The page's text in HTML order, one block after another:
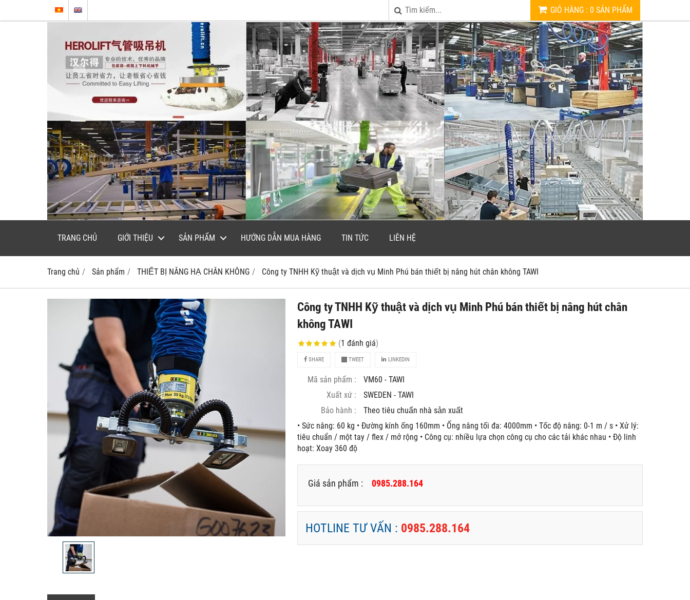
GIỎ HÀNG : 0 SẢN PHẨM
TRANG CHỦ GIỚI THIỆU SẢN PHẨM HƯỚNG DẪN MUA HÀNG TIN TỨC LIÊN HỆ
Trang chủ Sản phẩm THIẾT BỊ NÂNG HẠ CHÂN KHÔNG Công ty TNHH Kỹ thuật và dịch vụ Minh Phú bán thiết bị nâng hút chân không TAWI
Công ty TNHH Kỹ thuật và dịch vụ Minh Phú bán thiết bị nâng hút chân
không TAWI
(1đánh giá)
SHARE TWEET LINKEDIN
Mã sản phẩm :
VM60 - TAWI
Xuất xứ :
SWEDEN - TAWI
Bảo hành :
Theo tiêu chuẩn nhà sản xuất
• Sức nâng: 60 kg • Đường kính ống 160mm • Ống nâng tối đa: 4000mm • Tốc độ nâng: 0-1 m / s • Xử lý:
tiêu chuẩn / một tay / flex / mở rộng • Công cụ: nhiều lựa chọn công cụ cho các tải khác nhau • Độ linh
hoạt: Xoay 360 độ
Giá sản phẩm : 0985.288.164
HOTLINE TƯ VẤN : 0985.288.164